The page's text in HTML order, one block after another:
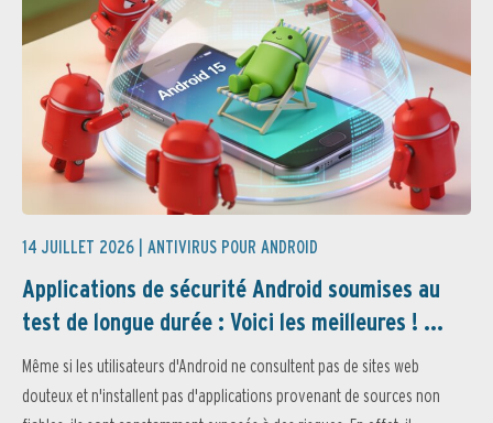
14 JUILLET 2026 | ANTIVIRUS POUR ANDROID
Applications de sécurité Android soumises au
test de longue durée : Voici les meilleures ! ...
Même si les utilisateurs d'Android ne consultent pas de sites web
douteux et n'installent pas d'applications provenant de sources non